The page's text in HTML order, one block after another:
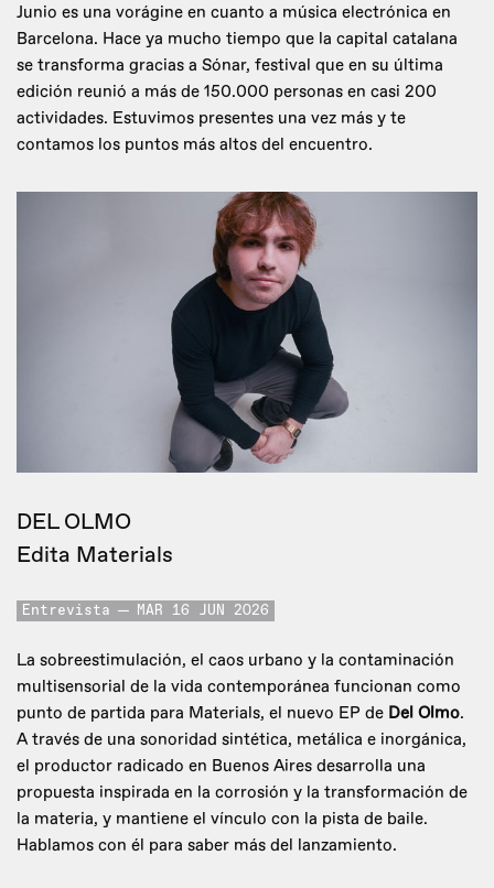
Junio es una vorágine en cuanto a música electrónica en
Barcelona. Hace ya mucho tiempo que la capital catalana
se transforma gracias a Sónar, festival que en su última
edición reunió a más de 150.000 personas en casi 200
actividades. Estuvimos presentes una vez más y te
contamos los puntos más altos del encuentro.
DEL OLMO
Edita Materials
Entrevista MAR 16 JUN 2026
La sobreestimulación, el caos urbano y la contaminación
multisensorial de la vida contemporánea funcionan como
punto de partida para Materials, el nuevo EP de Del Olmo.
A través de una sonoridad sintética, metálica e inorgánica,
el productor radicado en Buenos Aires desarrolla una
propuesta inspirada en la corrosión y la transformación de
la materia, y mantiene el vínculo con la pista de baile.
Hablamos con él para saber más del lanzamiento.